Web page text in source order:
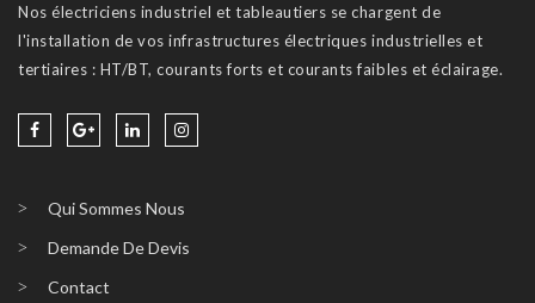
Nos électriciens industriel et tableautiers se chargent de
l'installation de vos infrastructures électriques industrielles et
tertiaires : HT/BT, courants forts et courants faibles et éclairage.
Qui Sommes Nous
Demande De Devis
Contact